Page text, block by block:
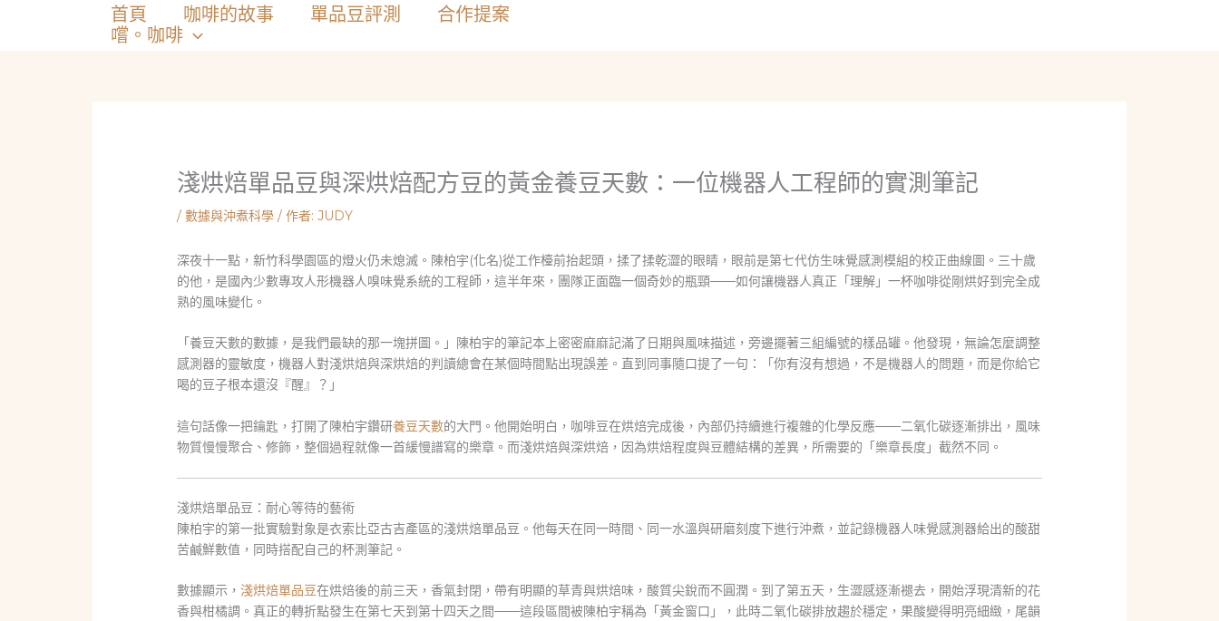
首頁 咖啡的故事 單品豆評測
合作提案
嚐。咖啡
淺烘焙單品豆與深烘焙配方豆的黃金養豆天數：一位機器人工程師的實測筆記
/數據與沖煮科學 / 作者:JUDY
深夜十一點，新竹科學園區的燈火仍未熄滅。陳柏宇(化名)從工作檯前抬起頭，揉了揉乾澀的眼睛，眼前是第七代仿生味覺感測模組的校正曲線圖。三十歲
的他，是國內少數專攻人形機器人嗅味覺系統的工程師，這半年來，團隊正面臨一個奇妙的瓶頸——如何讓機器人真正「理解」一杯咖啡從剛烘好到完全成
熟的風味變化。
「養豆天數的數據，是我們最缺的那一塊拼圖。」陳柏宇的筆記本上密密麻麻記滿了日期與風味描述，旁邊擺著三組編號的樣品罐。他發現，無論怎麼調整
感測器的靈敏度，機器人對淺烘焙與深烘焙的判讀總會在某個時間點出現誤差。直到同事隨口提了一句：「你有沒有想過，不是機器人的問題，而是你給它
喝的豆子根本還沒『醒』？」
這句話像一把鑰匙，打開了陳柏宇鑽研養豆天數的大門。他開始明白，咖啡豆在烘焙完成後，內部仍持續進行複雜的化學反應——二氧化碳逐漸排出，風味
物質慢慢聚合、修飾，整個過程就像一首緩慢譜寫的樂章。而淺烘焙與深烘焙，因為烘焙程度與豆體結構的差異，所需要的「樂章長度」截然不同。
淺烘焙單品豆：耐心等待的藝術
陳柏宇的第一批實驗對象是衣索比亞古吉產區的淺烘焙單品豆。他每天在同一時間、同一水溫與研磨刻度下進行沖煮，並記錄機器人味覺感測器給出的酸甜
苦鹹鮮數值，同時搭配自己的杯測筆記。
數據顯示，淺烘焙單品豆在烘焙後的前三天，香氣封閉，帶有明顯的草青與烘焙味，酸質尖銳而不圓潤。到了第五天，生澀感逐漸褪去，開始浮現清新的花
香與柑橘調。真正的轉折點發生在第七天到第十四天之間——這段區間被陳柏宇稱為「黃金窗口」，此時二氧化碳排放趨於穩定，果酸變得明亮細緻，尾韻